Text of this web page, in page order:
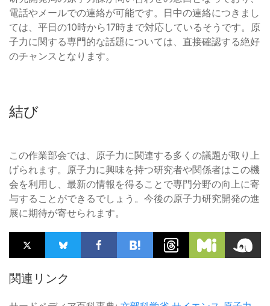
電話やメールでの連絡が可能です。日中の連絡につきまし
ては、平日の10時から17時まで対応しているそうです。原
子力に関する専門的な話題については、直接確認する絶好
のチャンスとなります。
結び
この作業部会では、原子力に関連する多くの議題が取り上
げられます。原子力に興味を持つ研究者や関係者はこの機
会を利用し、最新の情報を得ることで専門分野の向上に寄
与することができるでしょう。今後の原子力研究開発の進
展に期待が寄せられます。
関連リンク